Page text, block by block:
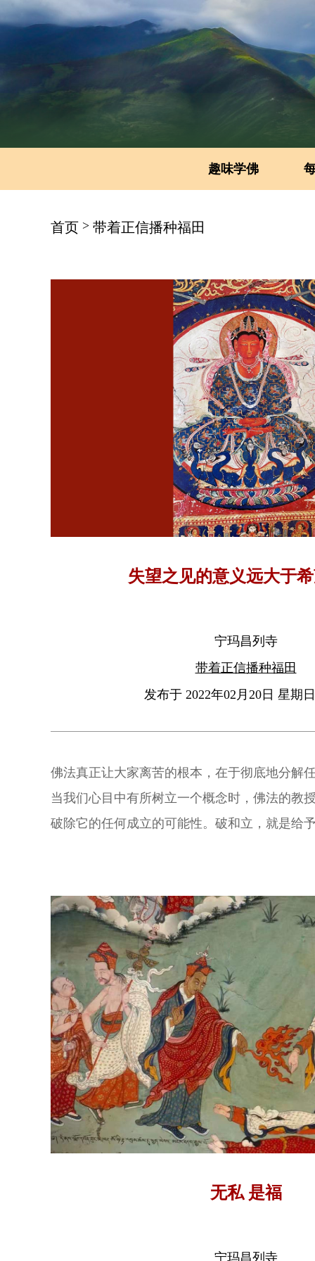
趣味学佛
首页 > 带着正信播种福田
失望之见的意义远大于
宁玛昌列寺
带着正信播种福田
发布于 2022年02月20日 星期
佛法真正让大家离苦的根本，在于彻底地分解
当我们心目中有所树立一个概念时，佛法的教
破除它的任何成立的可能性。破和立，就是给
无私 是福
宁玛昌列寺